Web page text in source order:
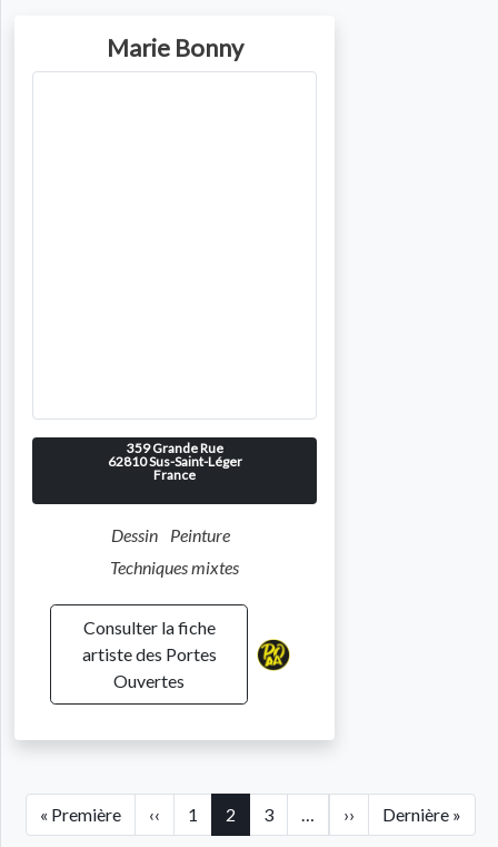
Marie Bonny
359 Grande Rue
62810Sus-Saint-Léger
France
Dessin
Peinture
Techniques mixtes
Consulter la fiche
artiste des Portes
Ouvertes
Pagination
« PremièrePremière page
‹‹Page précédente
1 2 3 … ››Page suivante
Dernière »